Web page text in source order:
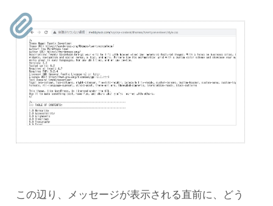
この辺り、メッセージが表示される直前に、どう